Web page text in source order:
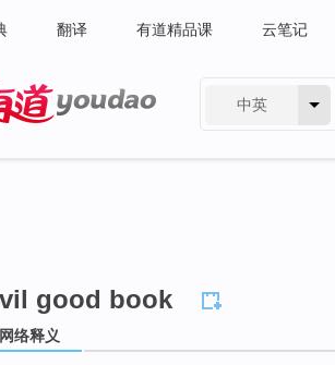
翻译 有道精品课 云笔记
中英
good book
网络释义